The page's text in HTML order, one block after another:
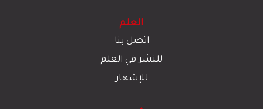
العلم
اتصل بنا
للنشر في العلم
للإشهار